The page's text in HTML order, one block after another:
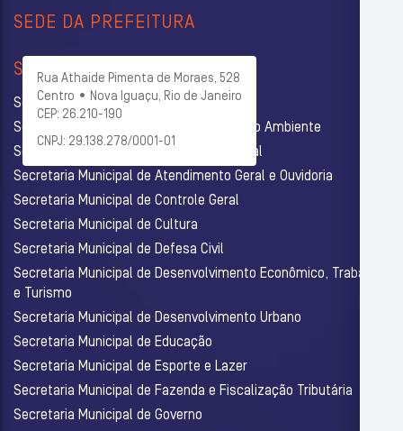
SEDE DA PREFEITURA
Rua Athaide Pimenta de Moraes, 528
Centro • Nova Iguaçu, Rio de Janeiro
CEP: 26.210-190
CNPJ: 29.138.278/0001-01
SECRETARIAS
Secretaria Municipal de Administração
Secretaria Municipal de Agricultura e Meio Ambiente
Secretaria Municipal de Assistência Social
Secretaria Municipal de Atendimento Geral e Ouvidoria
Secretaria Municipal de Controle Geral
Secretaria Municipal de Cultura
Secretaria Municipal de Defesa Civil
Secretaria Municipal de Desenvolvimento Econômico, Trabalho
e Turismo
Secretaria Municipal de Desenvolvimento Urbano
Secretaria Municipal de Educação
Secretaria Municipal de Esporte e Lazer
Secretaria Municipal de Fazenda e Fiscalização Tributária
Secretaria Municipal de Governo